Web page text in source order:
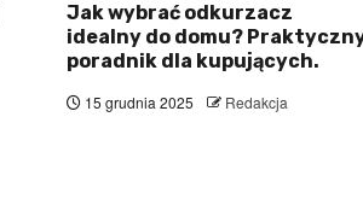
Jak wybrać odkurzacz
idealny do domu?
poradnik dla kupujących.
15 grudnia 2025 Redakcja